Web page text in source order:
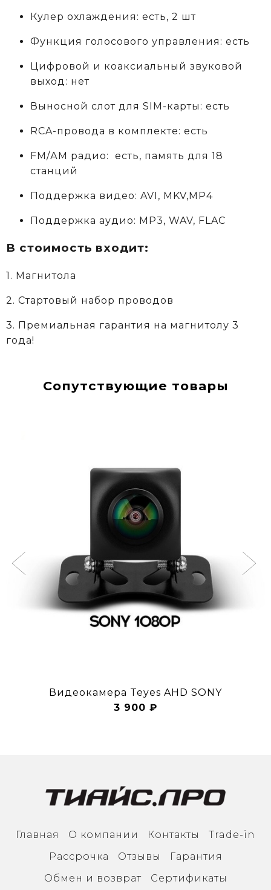
Кулер охлаждения: есть, 2 шт
Функция голосового управления: есть
Цифровой и коаксиальный звуковой
выход: нет
Выносной слот для SIM-карты: есть
RCA-провода в комплекте: есть
FM/АM радио: есть, память для 18
станций
Поддержка видео: AVI, MKV,MP4
Поддержка аудио: MP3, WAV, FLAC
В стоимость входит:
1. Магнитола
2. Стартовый набор проводов
3. Премиальная гарантия на магнитолу 3
года!
Сопутствующие товары
Видеокамера Teyes AHD SONY
3 900 ₽
Главная О компании Контакты
Trade-in
Рассрочка
Отзывы
Гарантия
Обмен и возврат
Сертификаты